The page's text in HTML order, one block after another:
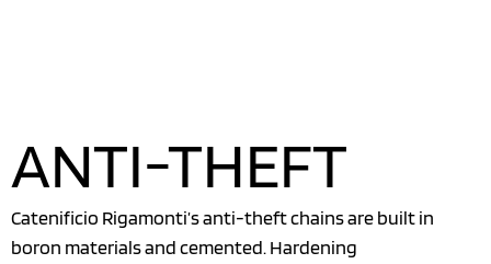
ANTI-THEFT
Catenificio Rigamonti’s anti-theft chains are built in
boron materials and cemented. Hardening